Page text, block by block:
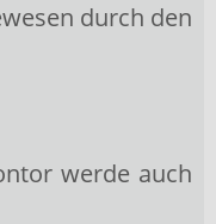
durch den
werde auch